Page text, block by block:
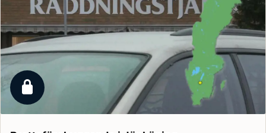
Låst reportage